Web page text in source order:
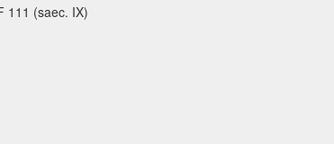
111 (saec. IX)